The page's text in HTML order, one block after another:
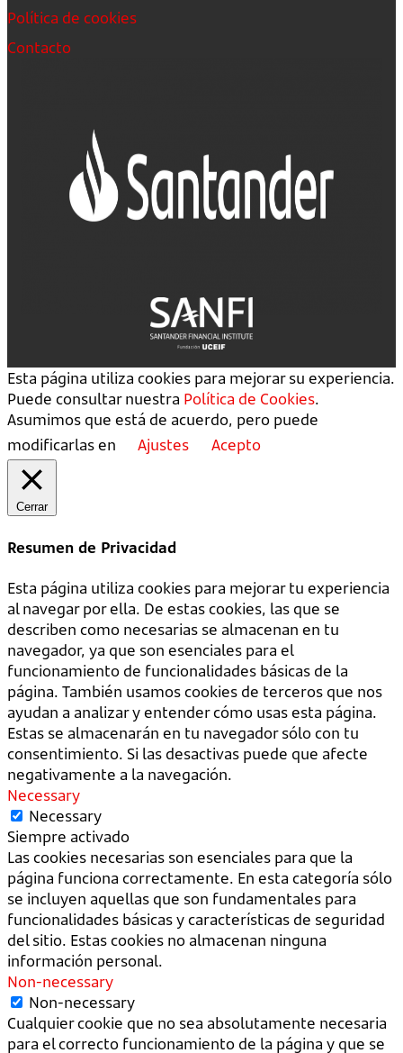
Política de cookies
Contacto
Esta página utiliza cookies para mejorar su experiencia.
Puede consultar nuestra Política de Cookies.
Asumimos que está de acuerdo, pero puede
modificarlas en
Ajustes Acepto
Cerrar
Resumen de Privacidad
Esta página utiliza cookies para mejorar tu experiencia
al navegar por ella. De estas cookies, las que se
describen como necesarias se almacenan en tu
navegador, ya que son esenciales para el
funcionamiento de funcionalidades básicas de la
página. También usamos cookies de terceros que nos
ayudan a analizar y entender cómo usas esta página.
Estas se almacenarán en tu navegador sólo con tu
consentimiento. Si las desactivas puede que afecte
negativamente a la navegación.
Necessary
Necessary
Siempre activado
Las cookies necesarias son esenciales para que la
página funciona correctamente. En esta categoría sólo
se incluyen aquellas que son fundamentales para
funcionalidades básicas y características de seguridad
del sitio. Estas cookies no almacenan ninguna
información personal.
Non-necessary
Non-necessary
Cualquier cookie que no sea absolutamente necesaria
para el correcto funcionamiento de la página y que se